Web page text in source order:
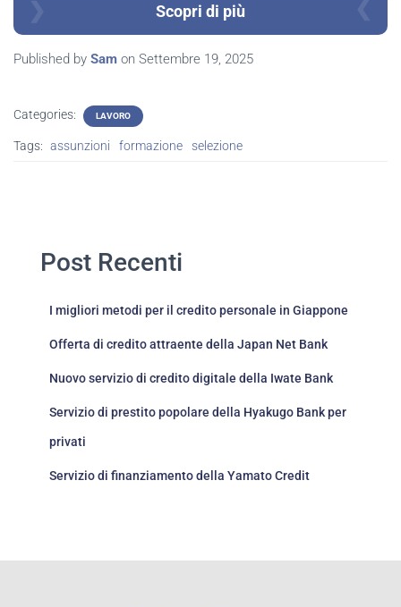
Scopri di più
Published by Sam on Settembre 19, 2025
Categories: LAVORO
Tags: assunzioni formazione selezione
Post Recenti
I migliori metodi per il credito personale in Giappone
Offerta di credito attraente della Japan Net Bank
Nuovo servizio di credito digitale della Iwate Bank
Servizio di prestito popolare della Hyakugo Bank per
privati
Servizio di finanziamento della Yamato Credit